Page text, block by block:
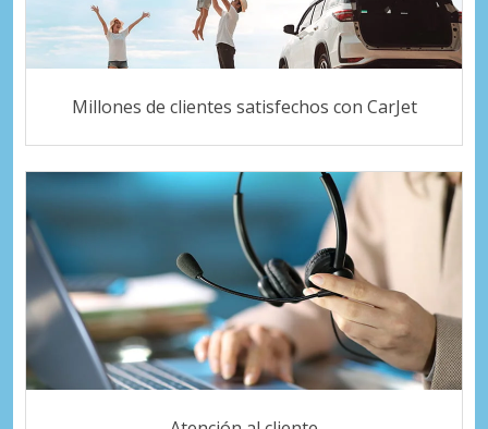
Millones de clientes satisfechos con CarJet